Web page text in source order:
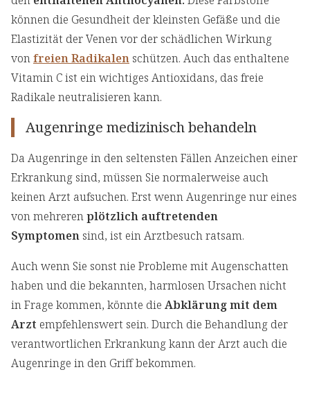
können die Gesundheit der kleinsten Gefäße und die
Elastizität der Venen vor der schädlichen Wirkung
vonfreien Radikalen schützen. Auch das enthaltene
Vitamin C ist ein wichtiges Antioxidans, das freie
Radikale neutralisieren kann.
Augenringe medizinisch behandeln
Da Augenringe in den seltensten Fällen Anzeichen einer
Erkrankung sind, müssen Sie normalerweise auch
keinen Arzt aufsuchen. Erst wenn Augenringe nur eines
von mehrerenplötzlich auftretenden
Symptomen sind, ist ein Arztbesuch ratsam.
Auch wenn Sie sonst nie Probleme mit Augenschatten
haben und die bekannten, harmlosen Ursachen nicht
in Frage kommen, könnte die Abklärung mit dem
Arzt empfehlenswert sein. Durch die Behandlung der
verantwortlichen Erkrankung kann der Arzt auch die
Augenringe in den Griff bekommen.